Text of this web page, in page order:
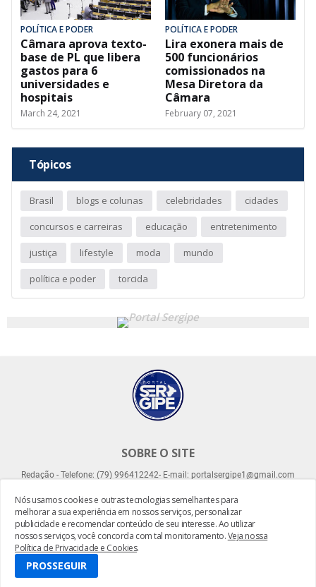
POLÍTICA E PODER
Câmara aprova texto-
base de PL que libera
gastos para 6
universidades e
hospitais
March 24, 2021
POLÍTICA E PODER
Lira exonera mais de
500 funcionários
comissionados na
Mesa Diretora da
Câmara
February 07, 2021
Tópicos
Brasil blogs e colunas celebridades cidades
concursos e carreiras educação entretenimento
justiça lifestyle moda mundo
política e poder torcida
SOBRE O SITE
Redação - Telefone: (79) 996412242- E-mail: portalsergipe1@gmail.com
Desenvolvido por -
Home
Nós usamos cookies e outras tecnologias semelhantes para
melhorar a sua experiência em nossos serviços, personalizar
publicidade e recomendar conteúdo de seu interesse. Ao utilizar
nossos serviços, você concorda com tal monitoramento.Veja nossa
Política de Privacidade e Cookies.
PROSSEGUIR